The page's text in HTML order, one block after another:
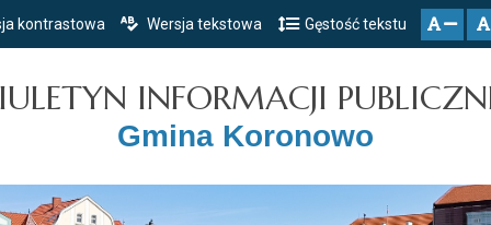
Przejdź do głównego menu
Przejdź do treści
Przejdź do mapy serwisu
kontrastowa Wersja tekstowa Gęstość tekstu
INFORMACJI
Gmina Koronowo